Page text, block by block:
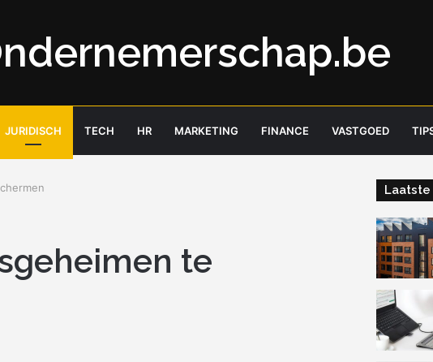
JURIDISCH TECH HR MARKETING FINANCE VASTGOED
te